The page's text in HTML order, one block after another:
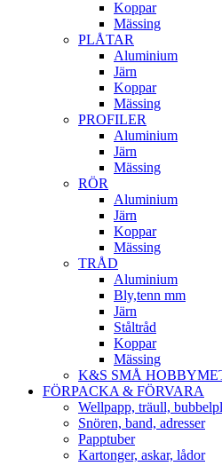
Koppar
Mässing
PLÅTAR
Aluminium
Järn
Koppar
Mässing
PROFILER
Aluminium
Järn
Mässing
RÖR
Aluminium
Järn
Koppar
Mässing
TRÅD
Aluminium
Bly,tenn mm
Järn
Ståltråd
Koppar
Mässing
K&S SMÅ
FÖRPACKA & FÖRVARA
Wellpapp, träull,
Snören, band, adresser
Papptuber
Kartonger, askar, lådor